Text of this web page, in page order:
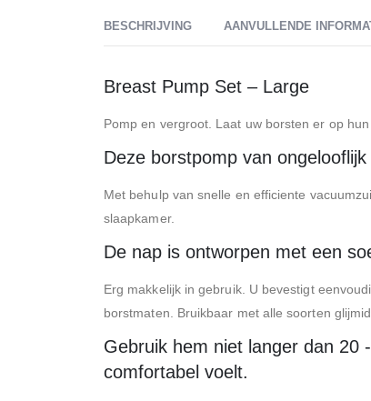
BESCHRIJVING AANVULLENDE
Breast Pump Set – Large
Pomp en vergroot. Laat uw borsten er op
Deze borstpomp van ongelooflijk
Met behulp van snelle en efficiente
slaapkamer.
De nap is ontworpen met een
Erg makkelijk in gebruik. U bevestigt
borstmaten. Bruikbaar met alle soorten
Gebruik hem niet langer dan 20
comfortabel voelt.